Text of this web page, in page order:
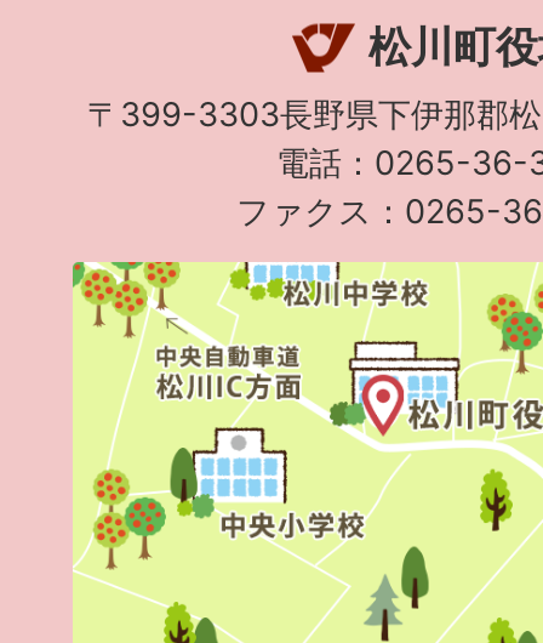
松川町
〒399-3303長野県下伊那郡
電話：0265-36-
ファクス：0265-